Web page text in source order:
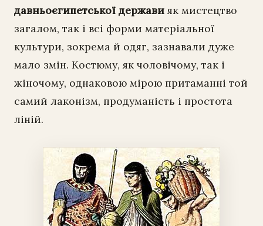
давньоєгипетської державияк мистецтво
загалом, так і всі форми матеріальної
культури, зокрема й одяг, зазнавали дуже
мало змін. Костюму, як чоловічому, так і
жіночому, однаковою мірою притаманні той
самий лаконізм, продуманість і простота
ліній.